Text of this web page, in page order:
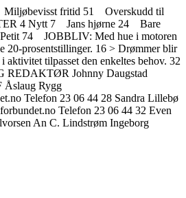
fritid 51 Overskudd til
4 Nytt 7 Jans hjørne 24 Bare
74 JOBBLIV: Med hue i motoren
prosentstillinger. 16 > Drømmer blir
tilpasset den enkeltes behov. 32
REDAKTØR Johnny Daugstad
Åslaug Rygg
Telefon 23 06 44 28 Sandra Lillebø
Telefon 23 06 44 32 Even
An C. Lindstrøm Ingeborg